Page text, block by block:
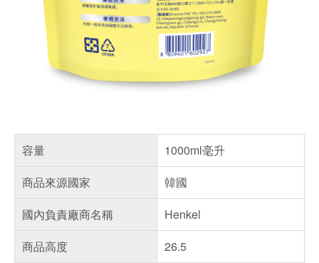
容量
1000ml毫升
商品來源國家
韓國
國內負責廠商名稱
Henkel
商品高度
26.5